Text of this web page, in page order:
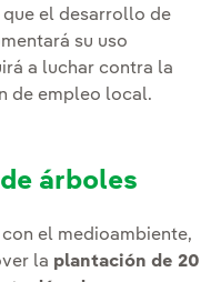
que el desarrollo de
su uso
a luchar contra la
de empleo local.
árboles
el medioambiente,
la plantación de 20